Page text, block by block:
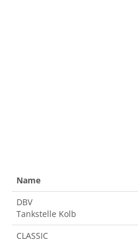
Name
DBV
Tankstelle Kolb
CLASSIC